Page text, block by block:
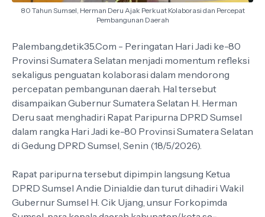
80 Tahun Sumsel, Herman Deru Ajak Perkuat Kolaborasi dan Percepat
Pembangunan Daerah
Palembang,detik35.Com - Peringatan Hari Jadi ke-80
Provinsi Sumatera Selatan menjadi momentum refleksi
sekaligus penguatan kolaborasi dalam mendorong
percepatan pembangunan daerah. Hal tersebut
disampaikan Gubernur Sumatera Selatan H. Herman
Deru saat menghadiri Rapat Paripurna DPRD Sumsel
dalam rangka Hari Jadi ke-80 Provinsi Sumatera Selatan
di Gedung DPRD Sumsel, Senin (18/5/2026).
Rapat paripurna tersebut dipimpin langsung Ketua
DPRD Sumsel Andie Dinialdie dan turut dihadiri Wakil
Gubernur Sumsel H. Cik Ujang, unsur Forkopimda